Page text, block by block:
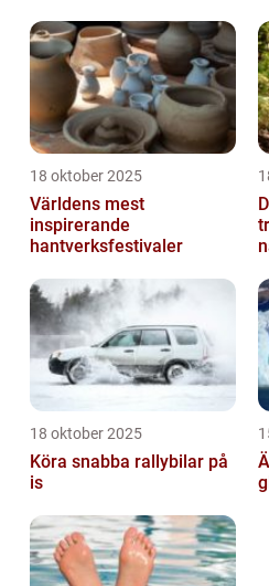
18 oktober 2025
Världens mest
inspirerande
hantverksfestivaler
18 oktober 2025
Köra snabba rallybilar på
is